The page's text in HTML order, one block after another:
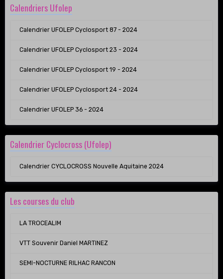
Calendriers Ufolep
Calendrier UFOLEP Cyclosport 87 - 2024
Calendrier UFOLEP Cyclosport 23 - 2024
Calendrier UFOLEP Cyclosport 19 - 2024
Calendrier UFOLEP Cyclosport 24 - 2024
Calendrier UFOLEP 36 - 2024
Calendrier Cyclocross (Ufolep)
Calendrier CYCLOCROSS Nouvelle Aquitaine 2024
Les courses du club
LA TROCEALIM
VTT Souvenir Daniel MARTINEZ
SEMI-NOCTURNE RILHAC RANCON